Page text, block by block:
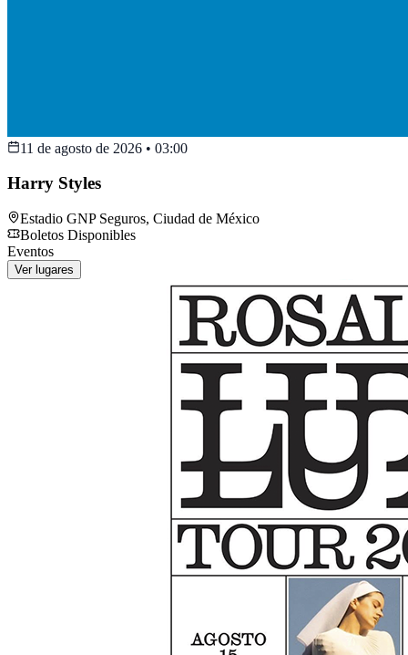
11 de agosto de 2026 • 03:00
Harry Styles
Estadio GNP Seguros, Ciudad de México
Boletos Disponibles
Eventos
Ver lugares